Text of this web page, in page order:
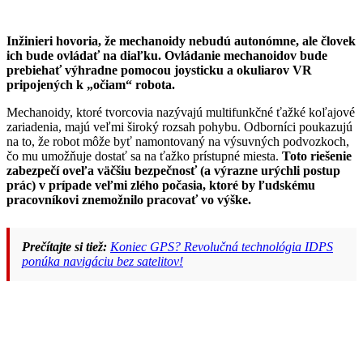
Inžinieri hovoria, že mechanoidy nebudú autonómne, ale človek
ich bude ovládať na diaľku. Ovládanie mechanoidov bude
prebiehať výhradne pomocou joysticku a okuliarov VR
pripojených k „očiam“ robota.
Mechanoidy, ktoré tvorcovia nazývajú multifunkčné ťažké koľajové
zariadenia, majú veľmi široký rozsah pohybu. Odborníci poukazujú
na to, že robot môže byť namontovaný na výsuvných podvozkoch,
čo mu umožňuje dostať sa na ťažko prístupné miesta. Toto riešenie
zabezpečí oveľa väčšiu bezpečnosť (a výrazne urýchli postup
prác) v prípade veľmi zlého počasia, ktoré by ľudskému
pracovníkovi znemožnilo pracovať vo výške.
Prečítajte si tiež: Koniec GPS? Revolučná technológia IDPS
ponúka navigáciu bez satelitov!